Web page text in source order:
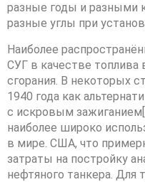
разные годы и разными
разные углы при
Наиболее
СУГ в качестве топлива
сгорания. В некоторых
1940 года как
с искровым
наиболее широко
в мире. США, что
затраты на постройку
нефтяного танкера.